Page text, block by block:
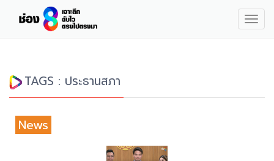
TAGS : ประธานสภา
News